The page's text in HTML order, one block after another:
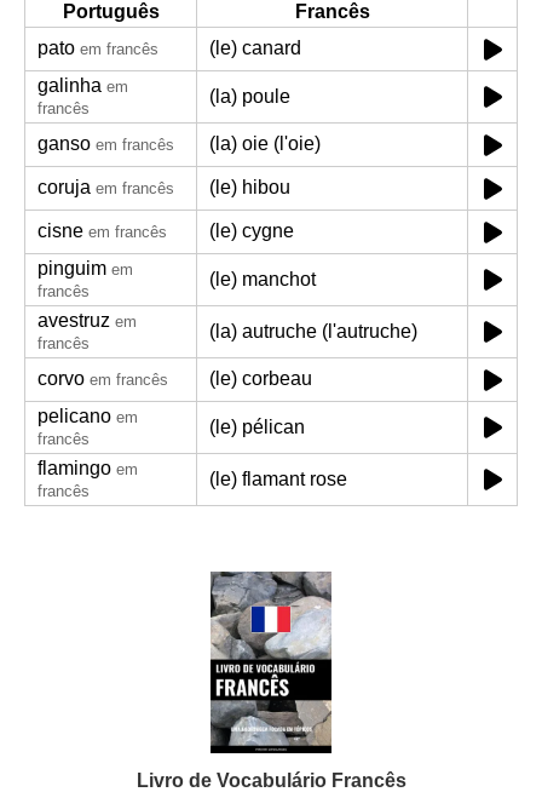
Português
Francês
pato em francês
(le) canard
galinha em
francês
(la) poule
ganso em francês (la) oie (l'oie)
coruja em francês (le) hibou
cisne em francês
(le) cygne
pinguim em
francês
(le) manchot
avestruz em
francês
(la) autruche (l'autruche)
corvo em francês
(le) corbeau
pelicano em
francês
(le) pélican
flamingo em
francês
(le) flamant rose
Livro de Vocabulário Francês